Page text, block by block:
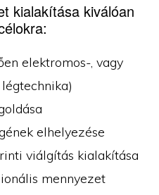
kialakítása kiválóan
elektromos-, vagy
elhelyezése
viálgítás kialakítása
mennyezet